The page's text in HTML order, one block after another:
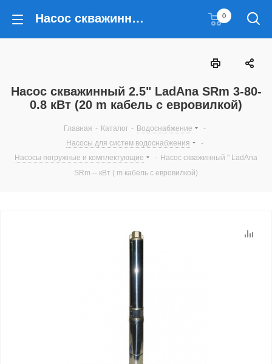
Насос скважинный 2.5" LadAna SRm 3-80-0.8 кВт (20 m кабель с евровилкой) 0
Насос скважинный 2.5" LadAna SRm 3-80-
0.8 кВт (20 m кабель с евровилкой)
Главная - Каталог - Водоснабжение
-
Насосы для систем водоснабжения
-
Насосы погружные и комплектующие
- Насос скважинный " LadAna
SRm -- кВт ( m кабель с евровилкой)